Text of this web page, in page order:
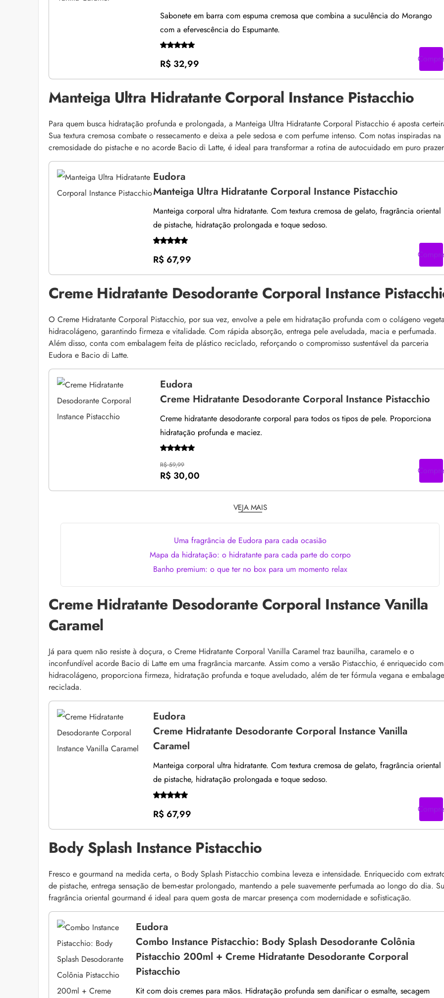
Sabonete em barra com espuma cremosa que combina a suculência do Morango
com a efervescência do Espumante.
R$ 32,99 Compre
Manteiga Ultra Hidratante Corporal Instance Pistacchio
Para quem busca hidratação profunda e prolongada, a Manteiga Ultra Hidratante Corporal Pistacchio é aposta
Sua textura cremosa combate o ressecamento e deixa a pele sedosa e com perfume intenso. Com notas inspiradas na
cremosidade do pistache e no acorde Bacio di Latte, é ideal para transformar a rotina de autocuidado em puro
Eudora
Manteiga Ultra Hidratante Corporal Instance Pistacchio
Manteiga corporal ultra hidratante. Com textura cremosa de gelato, fragrância oriental
de pistache, hidratação prolongada e toque sedoso.
R$ 67,99 Compre
Creme Hidratante Desodorante Corporal Instance
O Creme Hidratante Corporal Pistacchio, por sua vez, envolve a pele em hidratação profunda com o colágeno
hidracolágeno, garantindo firmeza e vitalidade. Com rápida absorção, entrega pele aveludada, macia e perfumada.
Além disso, conta com embalagem feita de plástico reciclado, reforçando o compromisso sustentável da parceria
Eudora e Bacio di Latte.
Eudora
Creme Hidratante Desodorante Corporal Instance Pistacchio
Creme hidratante desodorante corporal para todos os tipos de pele. Proporciona
hidratação profunda e maciez.
R$ 59,99
R$ 30,00 Compre
VEJA MAIS
Uma fragrância de Eudora para cada ocasião
Mapa da hidratação: o hidratante para cada parte do corpo
Banho premium: o que ter no box para um momento relax
Creme Hidratante Desodorante Corporal Instance Vanilla
Caramel
Já para quem não resiste à doçura, o Creme Hidratante Corporal Vanilla Caramel traz baunilha, caramelo e o
inconfundível acorde Bacio di Latte em uma fragrância marcante. Assim como a versão Pistacchio, é enriquecido com
hidracolágeno, proporciona firmeza, hidratação profunda e toque aveludado, além de ter fórmula vegana e
reciclada.
Eudora
Creme Hidratante Desodorante Corporal Instance Vanilla
Caramel
Manteiga corporal ultra hidratante. Com textura cremosa de gelato, fragrância oriental
de pistache, hidratação prolongada e toque sedoso.
R$ 67,99 Compre
Body Splash Instance Pistacchio
Fresco e gourmand na medida certa, o Body Splash Pistacchio combina leveza e intensidade. Enriquecido com
de pistache, entrega sensação de bem-estar prolongado, mantendo a pele suavemente perfumada ao longo do dia.
fragrância oriental gourmand é ideal para quem gosta de marcar presença com modernidade e sofisticação.
Eudora
Combo Instance Pistacchio: Body Splash Desodorante Colônia
Pistacchio 200ml + Creme Hidratante Desodorante Corporal
Pistacchio
Kit com dois cremes para mãos. Hidratação profunda sem danificar o esmalte, secagem